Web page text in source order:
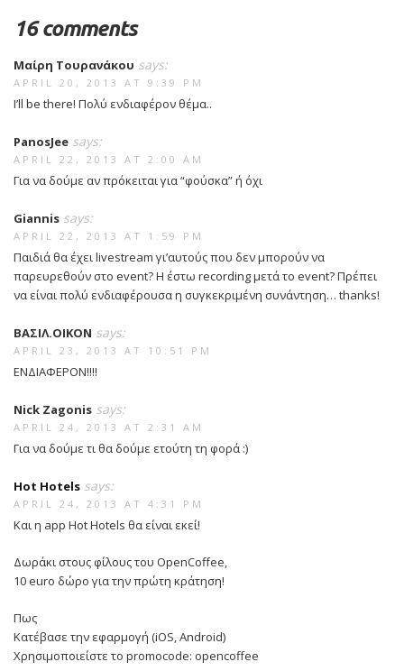
16 comments
Μαίρη Τουρανάκου says:
APRIL 20, 2013 AT 9:39 PM
I’ll be there! Πολύ ενδιαφέρον θέμα..
PanosJee says:
APRIL 22, 2013 AT 2:00 AM
Για να δούμε αν πρόκειται για “φούσκα” ή όχι
Giannis says:
APRIL 22, 2013 AT 1:59 PM
Παιδιά θα έχει livestream γι’αυτούς που δεν μπορούν να
παρευρεθούν στο event? Η έστω recording μετά το event? Πρέπει
να είναι πολύ ενδιαφέρουσα η συγκεκριμένη συνάντηση… thanks!
ΒΑΣΙΛ.ΟΙΚΟΝ says:
APRIL 23, 2013 AT 10:51 PM
ΕΝΔΙΑΦΕΡΟΝ!!!!
Nick Zagonis says:
APRIL 24, 2013 AT 2:31 AM
Για να δούμε τι θα δούμε ετούτη τη φορά :)
Hot Hotels says:
APRIL 24, 2013 AT 4:31 PM
Και η app Hot Hotels θα είναι εκεί!
Δωράκι στους φίλους του OpenCoffee,
10 eurο δώρο για την πρώτη κράτηση!
Πως
Κατέβασε την εφαρμογή (iOS, Android)
Χρησιμοποιείστε το promocode: opencoffee